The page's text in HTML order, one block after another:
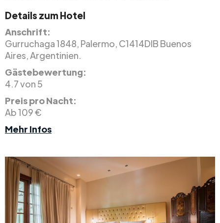
Details zum Hotel
Anschrift:
Gurruchaga 1848, Palermo, C1414DIB Buenos
Aires, Argentinien.
Gästebewertung:
4.7 von 5
Preis pro Nacht:
Ab 109 €
Mehr Infos